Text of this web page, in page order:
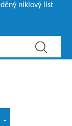
niklový list